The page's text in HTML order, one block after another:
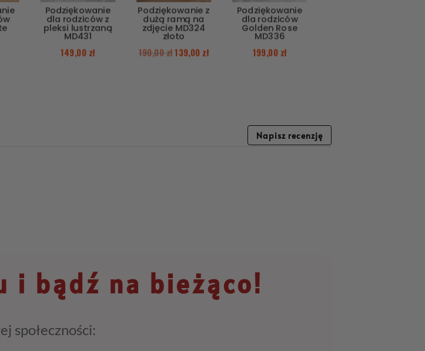
Podziękowanie
dla rodziców z
pleksi lustrzaną
MD431
149,00 zł
Podziękowanie z
dużą ramą na
zdjęcie MD324
złoto
190,00 zł139,00 zł
Podziękowanie
dla rodziców
Golden Rose
MD336
199,00 zł
Napisz recenzję
i bądź na bieżąco!
społeczności: